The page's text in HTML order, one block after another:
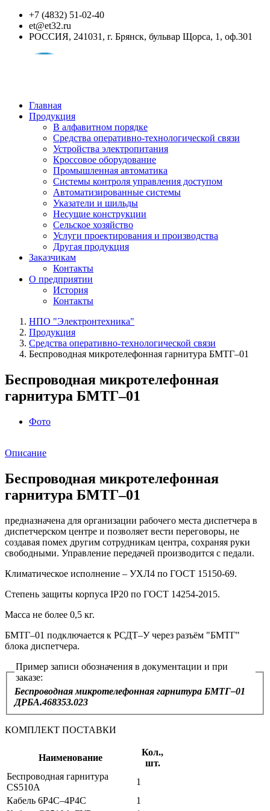
+7 (4832) 51-02-40
et@et32.ru
РОССИЯ, 241031, г. Брянск, бульвар Щорса, 1, оф.301
Главная
Продукция
В алфавитном порядке
Средства оперативно-технологической связи
Устройства электропитания
Кроссовое оборудование
Промышленная автоматика
Системы контроля управления доступом
Автоматизированные системы
Указатели и шильды
Несущие конструкции
Сельское хозяйство
Услуги проектирования и производства
Другая продукция
Заказчикам
Контакты
О предприятии
История
Контакты
НПО "Электронтехника"
Продукция
Средства оперативно-технологической связи
Беспроводная микротелефонная гарнитура БМТГ–01
Беспроводная микротелефонная
гарнитура БМТГ–01
Фото
Описание
Беспроводная микротелефонная
гарнитура БМТГ–01
предназначена для организации рабочего места диспетчера в
диспетчерском центре и позволяет вести переговоры, не
создавая помех другим сотрудникам центра, сохраняя руки
свободными. Управление передачей производится с педали.
Климатическое исполнение – УХЛ4 по ГОСТ 15150‑69.
Степень защиты корпуса IP20 по ГОСТ 14254‑2015.
Масса не более 0,5 кг.
БМТГ–01 подключается к РСДТ–У через разъём "БМТГ"
блока диспетчера.
Пример записи обозначения в документации и при
заказе:
Беспроводная микротелефонная гарнитура БМТГ–01
ДРБА.468353.023
КОМПЛЕКТ ПОСТАВКИ
Наименование
Кол.,
шт.
Беспроводная гарнитура
CS510A
1
Кабель 6P4C–4P4C
1